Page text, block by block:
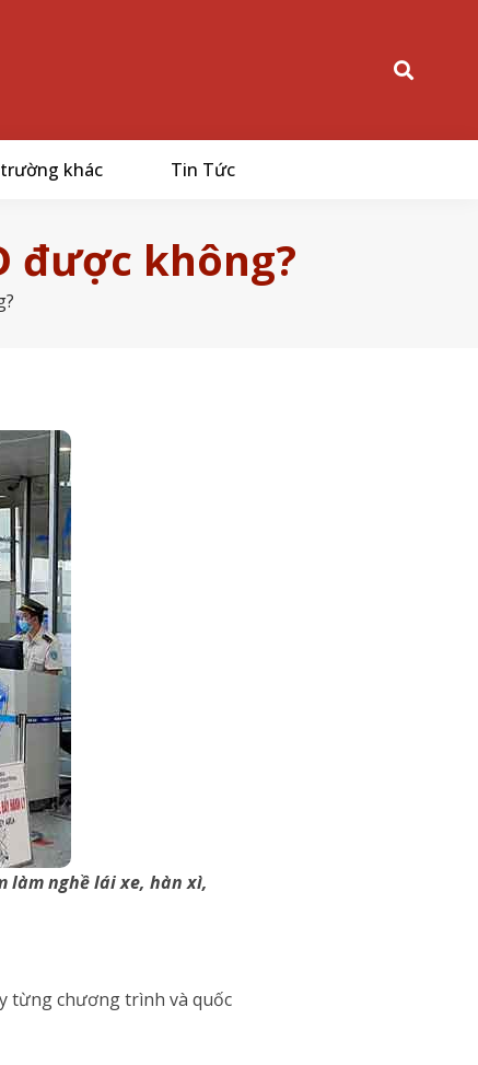
khác Tin Tức
được không?
làm nghề lái xe, hàn xì,
từng chương trình và quốc